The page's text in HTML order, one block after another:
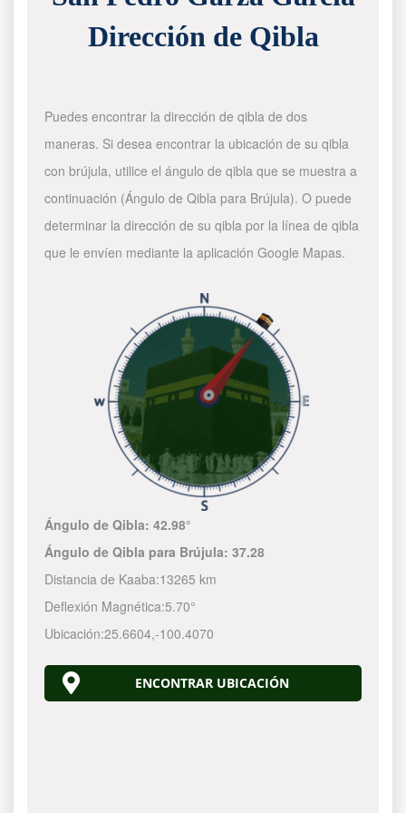
Dirección de Qibla
Puedes encontrar la dirección de qibla de dos
maneras. Si desea encontrar la ubicación de su qibla
con brújula, utilice el ángulo de qibla que se muestra a
continuación (Ángulo de Qibla para Brújula). O puede
determinar la dirección de su qibla por la línea de qibla
que le envíen mediante la aplicación Google Mapas.
Ángulo de Qibla:42.98°
Ángulo de Qibla para Brújula:37.28
Distancia de Kaaba:13265 km
Deflexión Magnética:5.70°
Ubicación:25.6604,-100.4070
ENCONTRAR UBICACIÓN